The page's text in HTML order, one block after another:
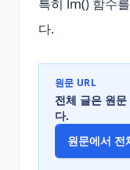
특히 lm() 함수
다.
원문 URL
전체 글은 원
다.
원문에서 전